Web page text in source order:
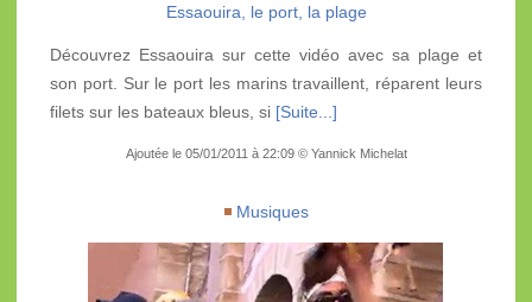
Essaouira, le port, la plage
Découvrez Essaouira sur cette vidéo avec sa plage et
son port. Sur le port les marins travaillent, réparent leurs
filets sur les bateaux bleus, si [Suite...]
Ajoutée le 05/01/2011 à 22:09 © Yannick Michelat
Musiques